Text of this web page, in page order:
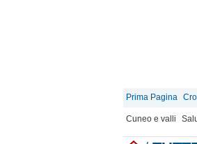
Prima Pagina
Cuneo e valli